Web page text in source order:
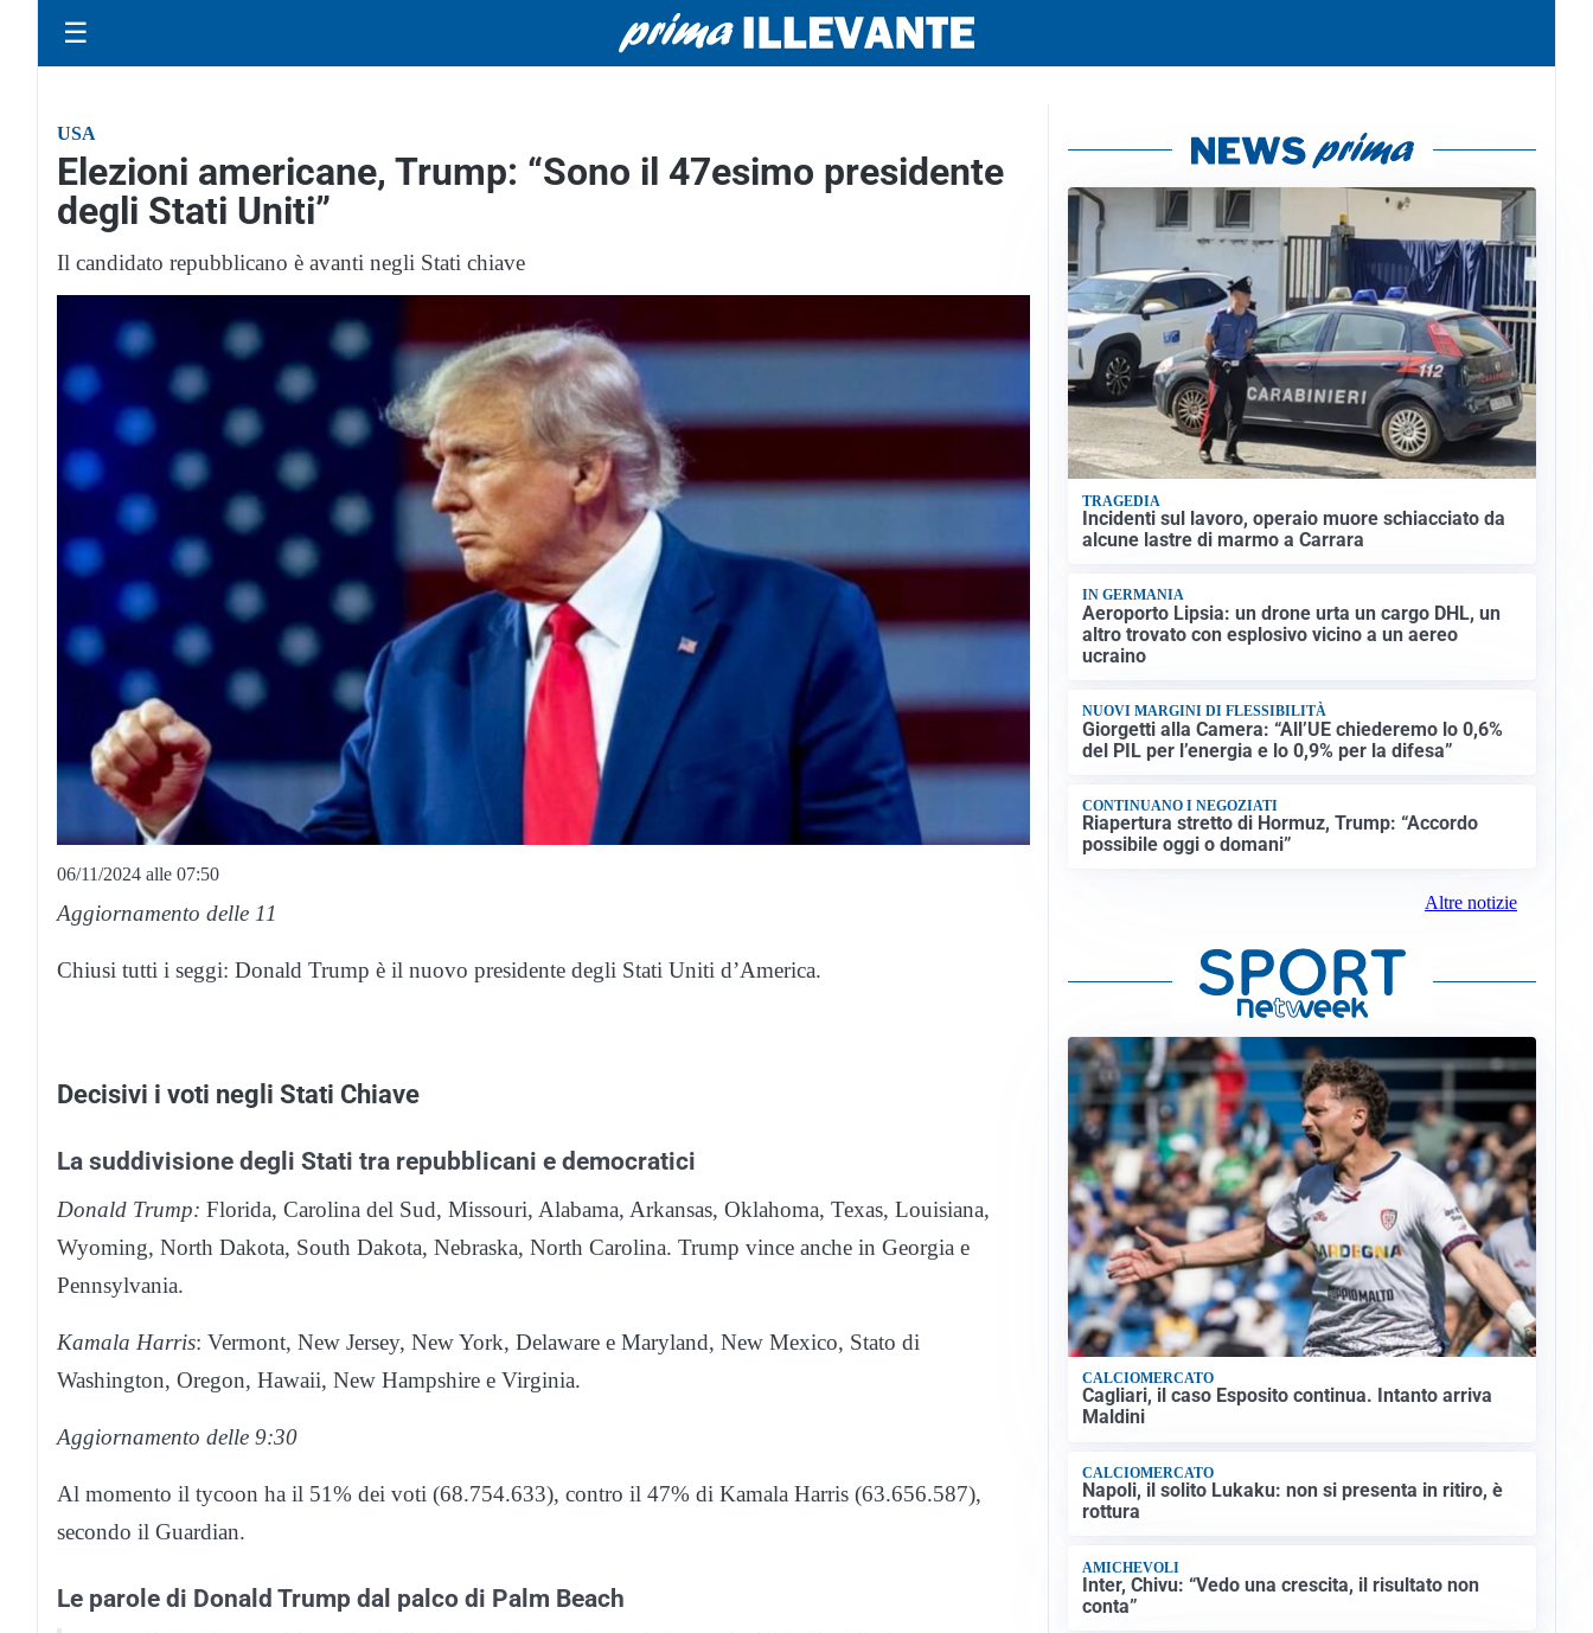
☰
USA
Elezioni americane, Trump: “Sono il 47esimo presidente
degli Stati Uniti”
Il candidato repubblicano è avanti negli Stati chiave
06/11/2024 alle 07:50
Aggiornamento delle 11
Chiusi tutti i seggi: Donald Trump è il nuovo presidente degli Stati Uniti d’America.
Decisivi i voti negli Stati Chiave
La suddivisione degli Stati tra repubblicani e democratici
Donald Trump: Florida, Carolina del Sud, Missouri, Alabama, Arkansas, Oklahoma, Texas, Louisiana,
Wyoming, North Dakota, South Dakota, Nebraska, North Carolina. Trump vince anche in Georgia e
Pennsylvania.
Kamala Harris: Vermont, New Jersey, New York, Delaware e Maryland, New Mexico, Stato di
Washington, Oregon, Hawaii, New Hampshire e Virginia.
Aggiornamento delle 9:30
Al momento il tycoon ha il 51% dei voti (68.754.633), contro il 47% di Kamala Harris (63.656.587),
secondo il Guardian.
Le parole di Donald Trump dal palco di Palm Beach
TRAGEDIA
Incidenti sul lavoro, operaio muore schiacciato da
alcune lastre di marmo a Carrara
IN GERMANIA
Aeroporto Lipsia: un drone urta un cargo DHL, un
altro trovato con esplosivo vicino a un aereo
ucraino
NUOVI MARGINI DI FLESSIBILITÀ
Giorgetti alla Camera: “All’UE chiederemo lo 0,6%
del PIL per l’energia e lo 0,9% per la difesa”
CONTINUANO I NEGOZIATI
Riapertura stretto di Hormuz, Trump: “Accordo
possibile oggi o domani”
Altre notizie
CALCIOMERCATO
Cagliari, il caso Esposito continua. Intanto arriva
Maldini
CALCIOMERCATO
Napoli, il solito Lukaku: non si presenta in ritiro, è
rottura
AMICHEVOLI
Inter, Chivu: “Vedo una crescita, il risultato non
conta”